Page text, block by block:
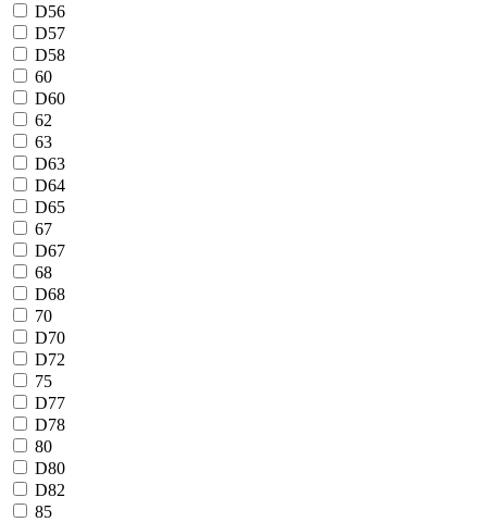
D56
D57
D58
60
D60
62
63
D63
D64
D65
67
D67
68
D68
70
D70
D72
75
D77
D78
80
D80
D82
85